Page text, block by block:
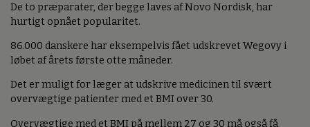
De to præparater, der begge laves af Novo Nordisk, har
hurtigt opnået popularitet.
86.000 danskere har eksempelvis fået udskrevet Wegovy i
løbet af årets første otte måneder.
Det er muligt for læger at udskrive medicinen til svært
overvægtige patienter med et BMI over 30.
Overvægtige med et BMI på mellem 27 og 30 må også få